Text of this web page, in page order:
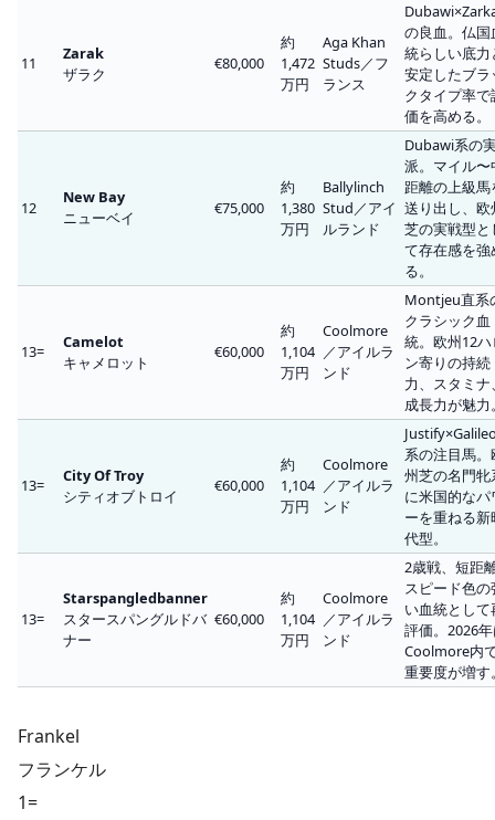
11
Zarak
ザラク
€80,000
約
1,472
万円
Aga Khan
Studs／フ
ランス
の良血。仏国
統らしい底力
安定したブラ
クタイプ率で
価を高める。
12
New Bay
ニューベイ
€75,000
約
1,380
万円
Ballylinch
Stud／アイ
ルランド
Dubawi系の
派。マイル〜
距離の上級馬
送り出し、欧
芝の実戦型と
て存在感を強
る。
13=
Camelot
キャメロット
€60,000
約
1,104
万円
Coolmore
／アイルラ
ンド
Montjeu直系
クラシック血
統。欧州12ハ
ン寄りの持続
力、スタミナ
成長力が魅力
13=
City Of Troy
シティオブトロイ
€60,000
約
1,104
万円
Coolmore
／アイルラ
ンド
系の注目馬。
州芝の名門牝
に米国的なパ
ーを重ねる新
代型。
13=
Starspangledbanner
スタースパングルドバ
ナー
€60,000
約
1,104
万円
Coolmore
／アイルラ
ンド
2歳戦、短距
スピード色の
い血統として
評価。2026
Coolmore内
重要度が増す
Frankel
フランケル
1=